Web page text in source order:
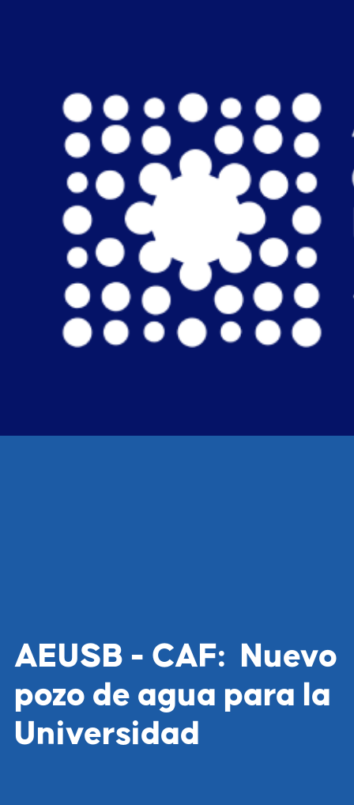
AEUSB - CAF: Nuevo
pozo de agua para la
Universidad